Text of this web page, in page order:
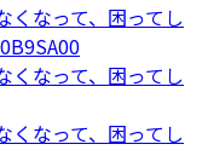
くなって、困ってし
くなって、困ってし
くなって、困ってし